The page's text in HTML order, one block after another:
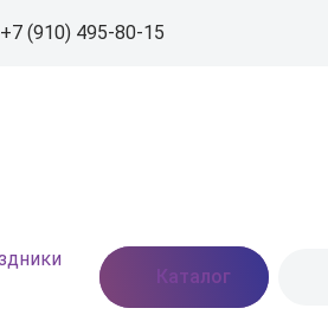
+7 (910) 495-80-15
Москва, Востряковское
шоссе, дом 7, стр. 3
Каталог